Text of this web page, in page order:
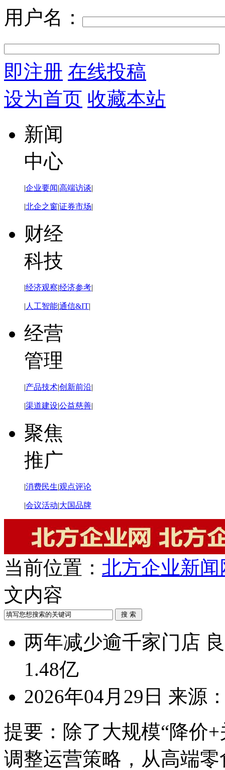
用户名：
即注册 在线投稿
设为首页 收藏本站
新闻
中心
|企业要闻|高端访谈|
|北企之窗|证券市场|
财经
科技
|经济观察|经济参考|
| 人工智能|通信&IT|
经营
管理
|产品技术|创新前沿|
|渠道建设|公益慈善|
聚焦
推广
|消费民生|观点评论
|会议活动|大国品牌
当前位置： 北方企业新闻
文内容
两年减少逾千家门店
1.48亿
2026年04月29日 来源
提要： 除了大规模“降价
调整运营策略，从高端